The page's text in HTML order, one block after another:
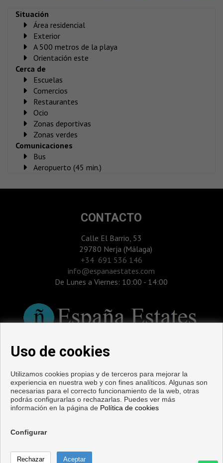
Situación
Área residencial
Exterior
A 500 metros de la playa
Orientación este
Cerca de
Escuelas
Comercios
Restaurantes
Ocio
Zonas deportivas
Zonas verdes
Comunicaciones
Bus
Aeropuerto (45 min.)
CONTACTO
Calle El Barrio, 53
29780 Nerja (Málaga)
‎+34 691 536 146
info@espanaestates.com
De Lunes a Viernes: 10:00 - 14:00
Pisos y casas en venta en Nerja
Aviso legal
Uso de cookies
Utilizamos cookies propias y de terceros para mejorar la
experiencia en nuestra web y con fines analíticos. Algunas son
necesarias para el correcto funcionamiento de la web, otras
podrás configurarlas o rechazarlas. Puedes ver más
información en la página de Política de cookies
Configurar